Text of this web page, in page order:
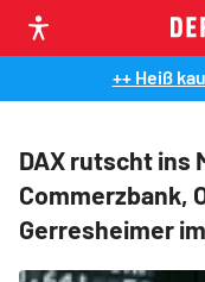
++ Heiß
DAX rutscht ins
Commerzbank,
Gerresheimer